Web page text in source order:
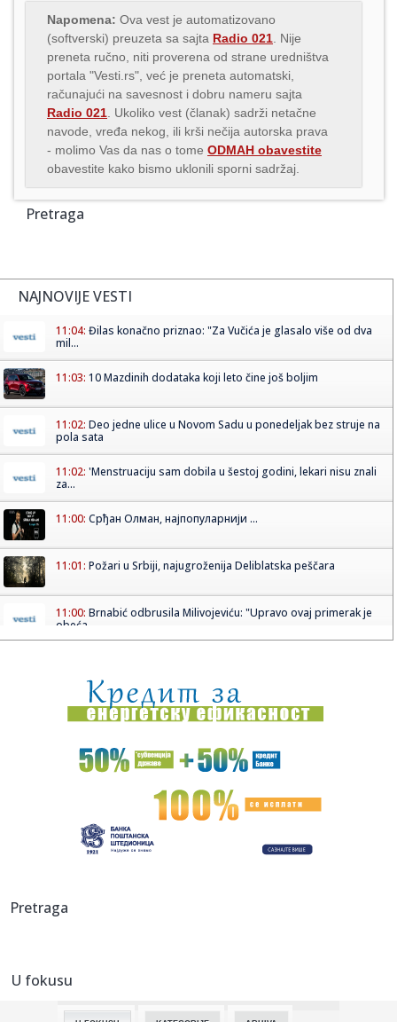
Napomena: Ova vest je automatizovano
(softverski) preuzeta sa sajta Radio 021 . Nije
preneta ručno, niti proverena od strane uredništva
portala "Vesti.rs", već je preneta automatski,
računajući na savesnost i dobru nameru sajta
Radio 021 . Ukoliko vest (članak) sadrži netačne
navode, vređa nekog, ili krši nečija autorska prava
- molimo Vas da nas o tome ODMAH obavestite
obavestite kako bismo uklonili sporni sadržaj.
Pretraga
NAJNOVIJE VESTI
11:04: Đilas konačno priznao: "Za Vučića je glasalo više od dva
mil...
11:03: 10 Mazdinih dodataka koji leto čine još boljim
11:02: Deo jedne ulice u Novom Sadu u ponedeljak bez struje na
pola sata
11:02: 'Menstruaciju sam dobila u šestoj godini, lekari nisu znali
za...
11:00: Срђан Олман, најпопуларнији ...
11:01: Požari u Srbiji, najugroženija Deliblatska peščara
11:00: Brnabić odbrusila Milivojeviću: "Upravo ovaj primerak je
obeća...
10:59:Sve spremno za gradnju novog auto-puta u BiH: Deonica
od 44 kilom...
10:59:Na stotine ljudi čekalo Ronalda i Georginu ispred
katedrale: Usl...
CRVENA ZVEZDA JE DETONIRALA BOMBU: Najpotcenjeniji
10:57:Iako pod "vetom", Đokić se dodvorava blokaderima: Na
10:53:
Pretraga
U fokusu